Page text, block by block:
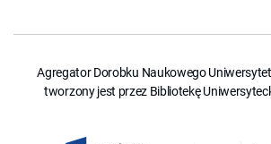
Agregator Dorobku Naukowego
tworzony jest przez Bibliotekę